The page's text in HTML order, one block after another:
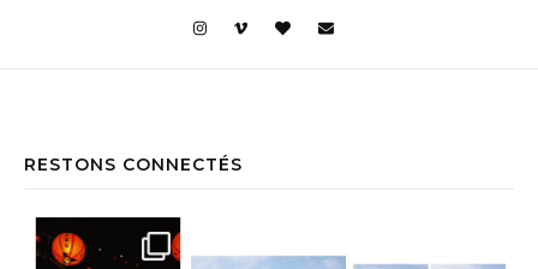
RESTONS CONNECTÉS